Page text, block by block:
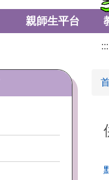
親師生平台
:::